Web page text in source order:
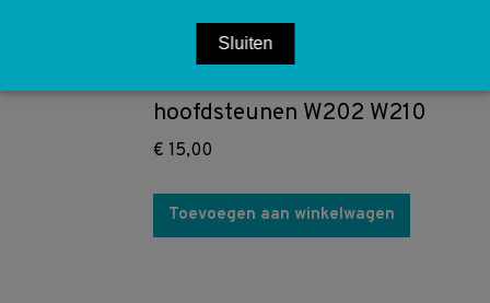
A2088200310 2088200310
hoofdsteunen W202 W210
€ 15,00
Toevoegen aan winkelwagen
Sluiten